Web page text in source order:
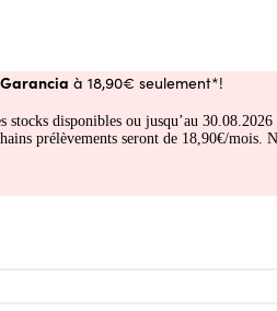
à 18,90€ seulement*!
disponibles ou jusqu’au
prélèvements seront de 18,90€/mois.